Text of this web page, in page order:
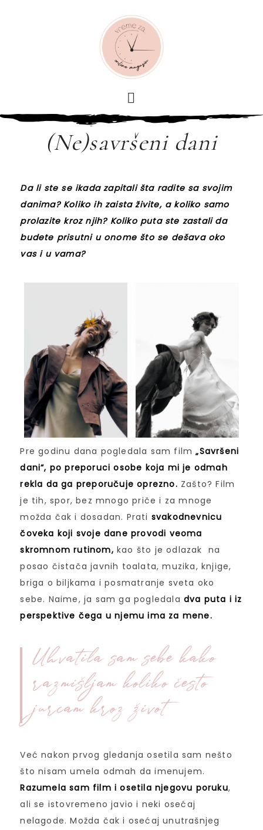
(Ne)savršeni dani
Da li ste se ikada zapitali šta radite sa svojim
danima? Koliko ih zaista živite, a koliko samo
prolazite kroz njih? Koliko puta ste zastali da
budete prisutni u onome što se dešava oko
vas i u vama?
Pre godinu dana pogledala sam film „Savršeni
dani“, po preporuci osobe koja mi je odmah
rekla da ga preporučuje oprezno. Zašto? Film
je tih, spor, bez mnogo priče i za mnoge
možda čak i dosadan. Prati svakodnevnicu
čoveka koji svoje dane provodi veoma
skromnom rutinom, kao što je odlazak na
posao čistača javnih toalata, muzika, knjige,
briga o biljkama i posmatranje sveta oko
sebe. Naime, ja sam ga pogledaladva puta i iz
perspektive čega u njemu ima za mene.
Uhvatila sam sebe kako
razmišljam koliko često
jurcam kroz život
Već nakon prvog gledanja osetila sam nešto
što nisam umela odmah da imenujem.
Razumela sam film i osetila njegovu poruku,
ali se istovremeno javio i neki osećaj
nelagode. Možda čak i osećaj unutrašnjeg